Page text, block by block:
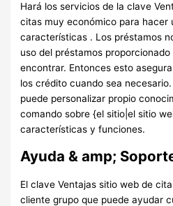
Hará los servicios de la clave
citas muy económico para hacer
características . Los préstamos
uso del préstamos
encontrar. Entonces esto
los crédito cuando sea
puede personalizar propio
comando sobre {el sitio|el sitio
características y funciones.
Ayuda & amp;
El clave Ventajas sitio web de
cliente grupo que puede ayudar